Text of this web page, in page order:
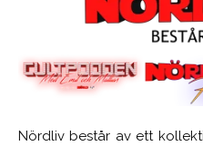
Nördliv består av ett